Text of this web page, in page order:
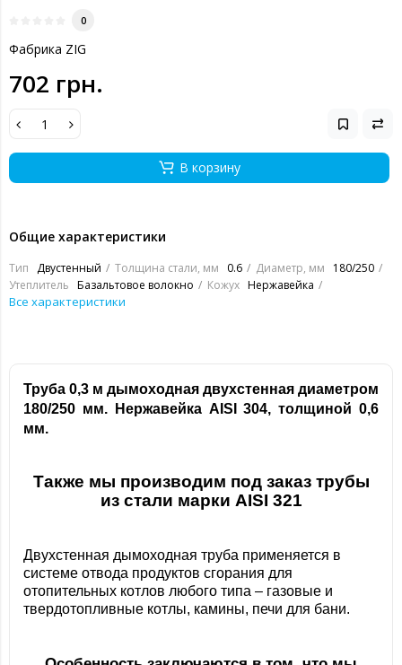
0
Фабрика ZIG
702 грн.
В корзину
Общие характеристики
Тип Двустенный Толщина стали, мм 0.6 Диаметр, мм
180/250
Утеплитель Базальтовое волокно Кожух Нержавейка
Все характеристики
Труба 0,3 м дымоходная двухстенная диаметром
180/250 мм. Нержавейка AISI 304,толщиной 0,6
мм.
Также мы производим под заказ трубы
из стали марки AISI 321
Двухстенная дымоходная труба применяется в
системе отвода продуктов сгорания для
отопительных котлов любого типа – газовые и
твердотопливные котлы, камины, печи для бани.